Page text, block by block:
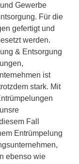
Gewerbe
Für die
gefertigt und
werden.
& Entsorgung
ist
stark. Mit
Fall
Entrümpelung
ebenso wie